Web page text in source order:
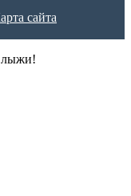
сайта
лыжи!